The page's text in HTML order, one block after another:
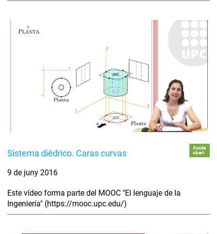
Sistema diédrico. Caras curvas
Accés
obert
9 de juny 2016
Este vídeo forma parte del MOOC "El lenguaje de la
Ingeniería" (https://mooc.upc.edu/)